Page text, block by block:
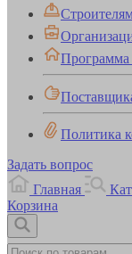
Программа
Политика
Задать вопрос
Главная
Корзина